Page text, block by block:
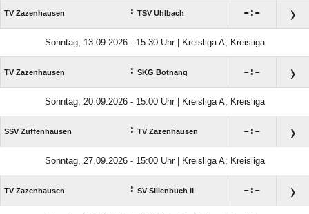
TV Zazenhausen : TSV Uhlbach :
Sonntag, 13.09.2026 - 15:30 Uhr | Kreisliga A; Kreisliga
TV Zazenhausen : SKG Botnang :
Sonntag, 20.09.2026 - 15:00 Uhr | Kreisliga A; Kreisliga
SSV Zuffenhausen : TV Zazenhausen :
Sonntag, 27.09.2026 - 15:00 Uhr | Kreisliga A; Kreisliga
TV Zazenhausen : SV Sillenbuch II :